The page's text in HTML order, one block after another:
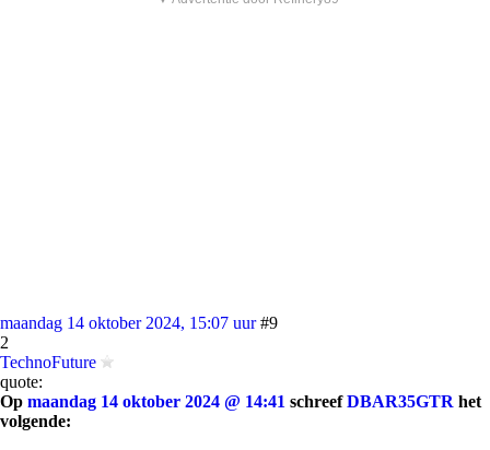
maandag 14 oktober 2024, 15:07 uur #9
2
TechnoFuture
quote:
Op maandag 14 oktober 2024 @ 14:41 schreefDBAR35GTR het
volgende: